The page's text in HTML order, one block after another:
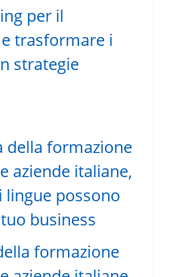
per il
trasformare i
strategie
formazione